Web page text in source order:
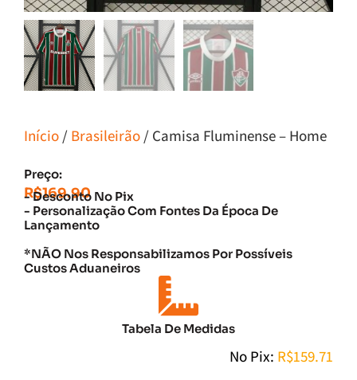
Início / Brasileirão / Camisa Fluminense – Home
Preço:
R$169.90
- Desconto No Pix
- Personalização Com Fontes Da Época De
Lançamento
*NÃO Nos Responsabilizamos Por Possíveis
Custos Aduaneiros
Tabela De Medidas
No Pix: R$159.71